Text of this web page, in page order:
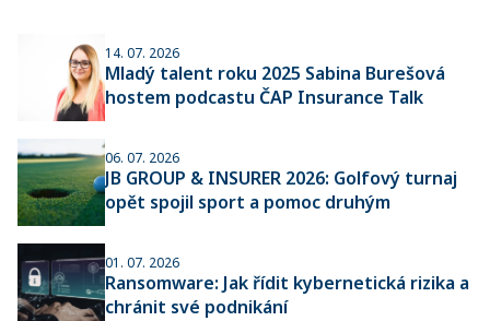
14. 07. 2026
Mladý talent roku 2025 Sabina Burešová
hostem podcastu ČAP Insurance Talk
06. 07. 2026
JB GROUP & INSURER 2026: Golfový turnaj
opět spojil sport a pomoc druhým
01. 07. 2026
Ransomware: Jak řídit kybernetická rizika a
chránit své podnikání